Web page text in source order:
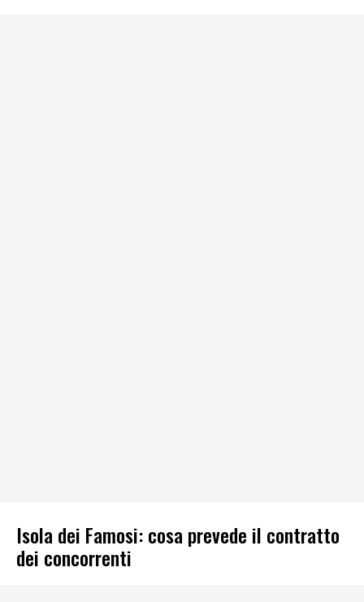
Isola dei Famosi: cosa prevede il contratto
dei concorrenti